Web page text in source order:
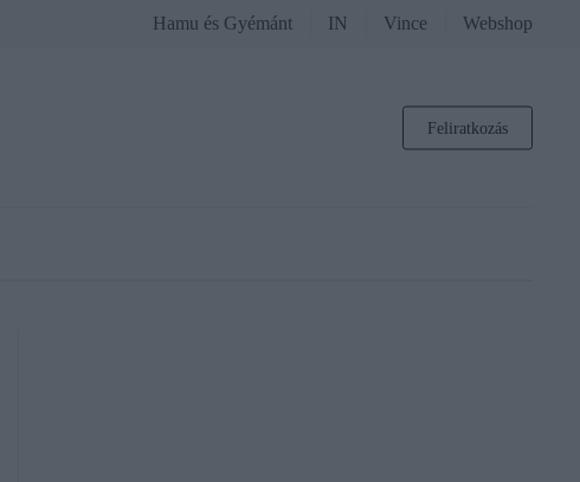
Hamu és Gyémánt IN Vince Webshop
Feliratkozás